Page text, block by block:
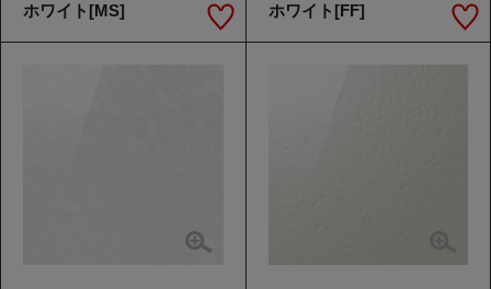
ホワイト[MS]
ホワイト[FF]